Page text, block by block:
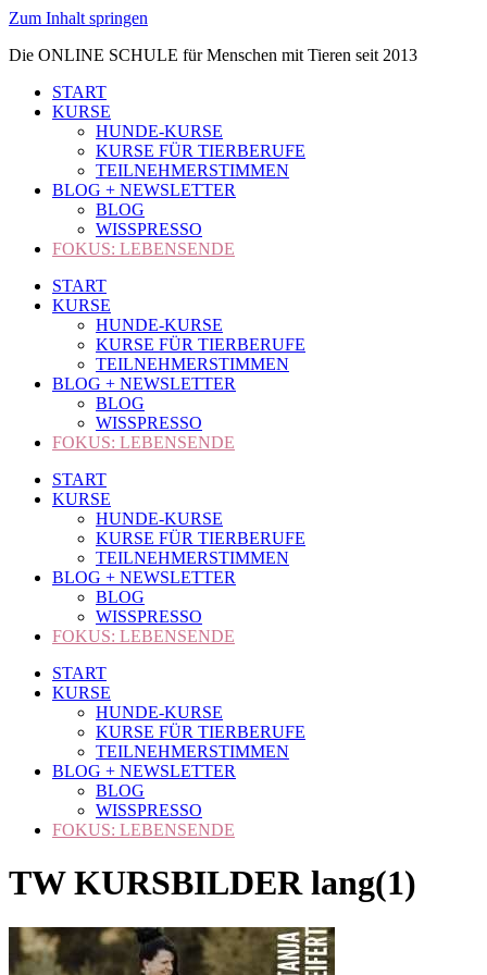
Zum Inhalt springen
Die ONLINE SCHULE für Menschen mit Tieren seit 2013
START
KURSE
HUNDE-KURSE
KURSE FÜR TIERBERUFE
TEILNEHMERSTIMMEN
BLOG + NEWSLETTER
BLOG
WISSPRESSO
FOKUS: LEBENSENDE
START
KURSE
HUNDE-KURSE
KURSE FÜR TIERBERUFE
TEILNEHMERSTIMMEN
BLOG + NEWSLETTER
BLOG
WISSPRESSO
FOKUS: LEBENSENDE
START
KURSE
HUNDE-KURSE
KURSE FÜR TIERBERUFE
TEILNEHMERSTIMMEN
BLOG + NEWSLETTER
BLOG
WISSPRESSO
FOKUS: LEBENSENDE
START
KURSE
HUNDE-KURSE
KURSE FÜR TIERBERUFE
TEILNEHMERSTIMMEN
BLOG + NEWSLETTER
BLOG
WISSPRESSO
FOKUS: LEBENSENDE
TW KURSBILDER lang(1)